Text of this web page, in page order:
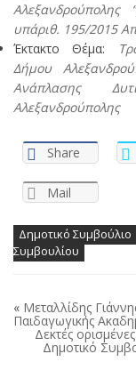
υπ΄αριθ. 195/2015
Έκτακτο Θέμα:
Δήμου
Ανάπλασης
Αλεξανδρούπολης
Share
Mail
Δημοτικό Συμβούλιο
Συμβουλίου
« Μεταλλίδης
Παιδαγωγικής
Δεκτές
Δημοτικό